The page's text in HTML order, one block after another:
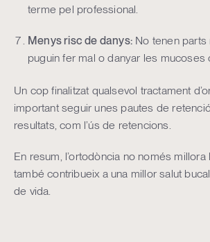
terme pel professional.
Menys risc de danys: No tenen parts
puguin fer mal o danyar les mucoses
Un cop finalitzat qualsevol tractament
important seguir unes pautes de
resultats, com l’ús de retencions.
En resum, l’ortodòncia no només millora
també contribueix a una millor salut
de vida.